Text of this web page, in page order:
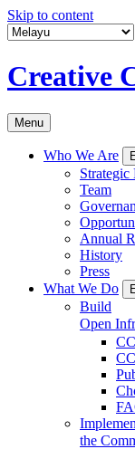
Skip to content
Creative
Menu
Who We Are
Strategic
Team
Annual
History
Press
What We Do
Build
Open
the